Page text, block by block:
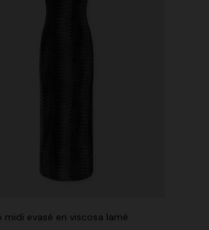
midi evasé en viscosa lamé